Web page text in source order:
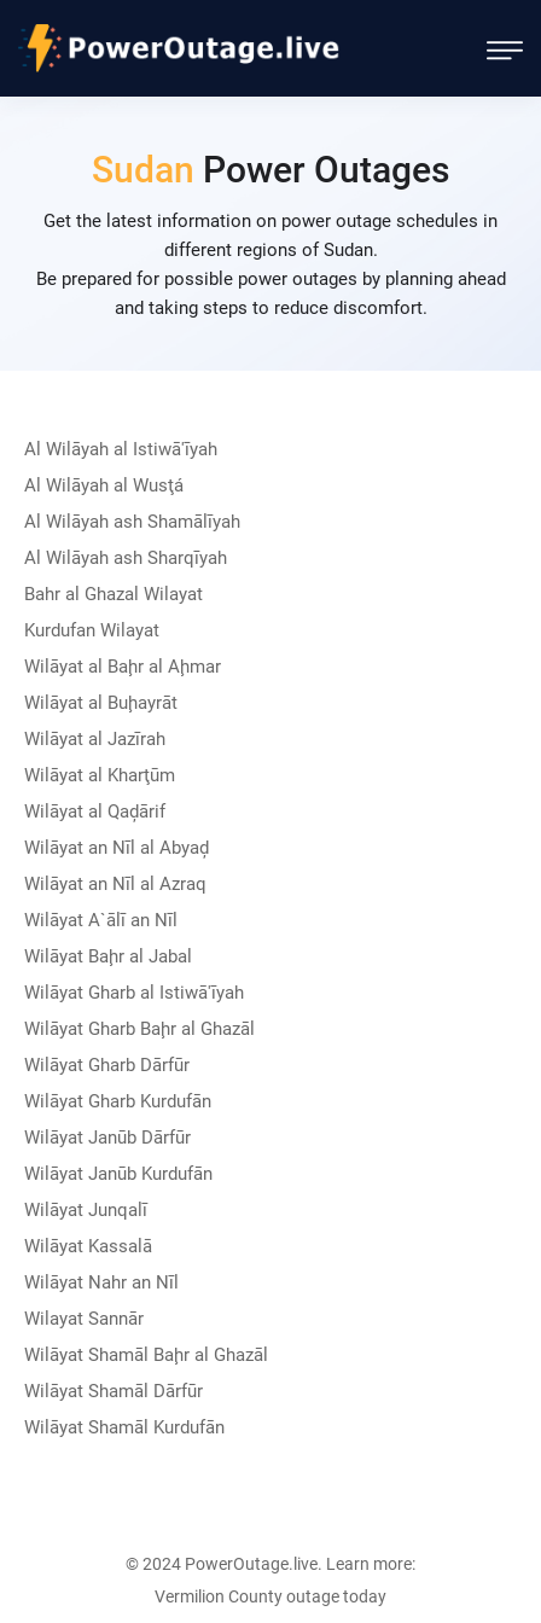
Sudan Power Outages
Get the latest information on power outage schedules in
different regions of Sudan.
Be prepared for possible power outages by planning ahead
and taking steps to reduce discomfort.
Al Wilāyah al Istiwā'īyah
Al Wilāyah al Wusţá
Al Wilāyah ash Shamālīyah
Al Wilāyah ash Sharqīyah
Bahr al Ghazal Wilayat
Kurdufan Wilayat
Wilāyat al Baḩr al Aḩmar
Wilāyat al Buḩayrāt
Wilāyat al Jazīrah
Wilāyat al Kharţūm
Wilāyat al Qaḑārif
Wilāyat an Nīl al Abyaḑ
Wilāyat an Nīl al Azraq
Wilāyat A`ālī an Nīl
Wilāyat Baḩr al Jabal
Wilāyat Gharb al Istiwā'īyah
Wilāyat Gharb Baḩr al Ghazāl
Wilāyat Gharb Dārfūr
Wilāyat Gharb Kurdufān
Wilāyat Janūb Dārfūr
Wilāyat Janūb Kurdufān
Wilāyat Junqalī
Wilāyat Kassalā
Wilāyat Nahr an Nīl
Wilayat Sannār
Wilāyat Shamāl Baḩr al Ghazāl
Wilāyat Shamāl Dārfūr
Wilāyat Shamāl Kurdufān
© 2024 PowerOutage.live. Learn more:
Vermilion County outage today